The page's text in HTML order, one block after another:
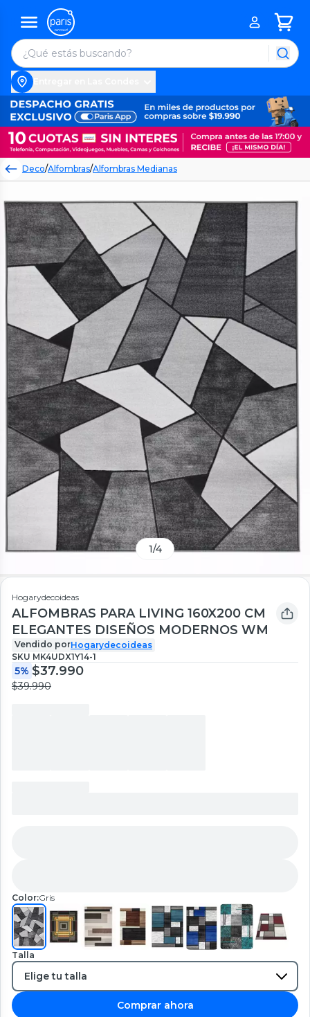
Deco/Alfombras/Alfombras Medianas
1/4
Hogarydecoideas
ALFOMBRAS PARA LIVING 160X200 CM
ELEGANTES DISEÑOS MODERNOS WM
Vendido porHogarydecoideas
SKU MK4UDX1Y14-1
5% $37.990
$39.990
Color:Gris
Talla
Comprar ahora